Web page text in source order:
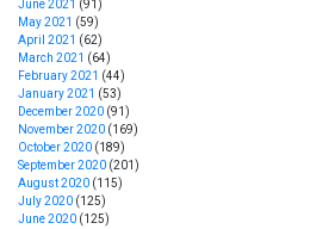
June 2021 (91)
May 2021 (59)
April 2021 (62)
March 2021 (64)
February 2021 (44)
January 2021 (53)
December 2020 (91)
November 2020 (169)
October 2020 (189)
September 2020 (201)
August 2020 (115)
July 2020 (125)
June 2020 (125)